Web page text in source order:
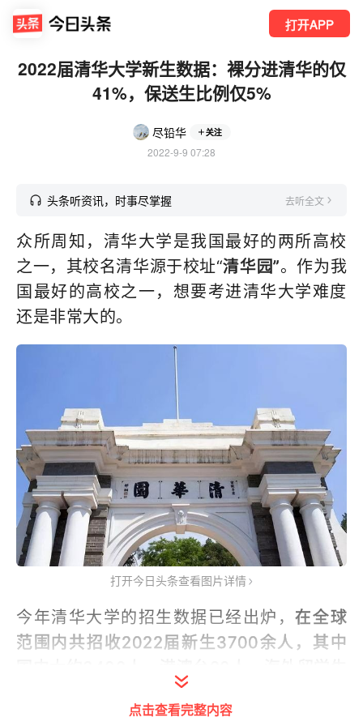
打开APP
2022届清华大学新生数据：裸分进清华的仅
41%，保送生比例仅5%
尽铅华 关注
2022-9-9 07:28
头条听资讯，时事尽掌握 去听全文
众所周知，清华大学是我国最好的两所高校
之一，其校名清华源于校址“清华园”。作为我
国最好的高校之一，想要考进清华大学难度
还是非常大的。
打开今日头条查看图片详情
今年清华大学的招生数据已经出炉，在全球
范围内共招收2022届新生3700余人，其中
点击查看完整内容